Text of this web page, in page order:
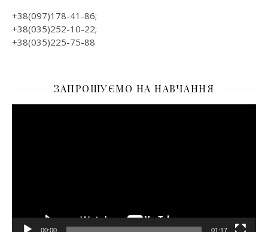
+38(097)178-41-86;
+38(035)252-10-22;
+38(035)225-75-88
ЗАПРОШУЄМО НА НАВЧАННЯ
Відеопрогравач
00:00 01:17